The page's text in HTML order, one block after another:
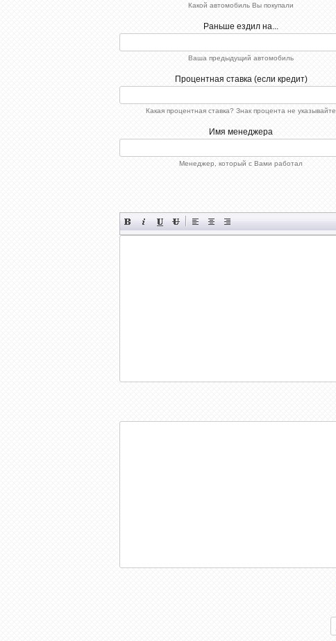
Какой автомобиль Вы покупали
Раньше ездил на...
Ваша предыдущий автомобиль
Процентная ставка (если кредит)
Какая процентная ставка? Знак процента не указывайте
Имя менеджера
Менеджер, который с Вами работал